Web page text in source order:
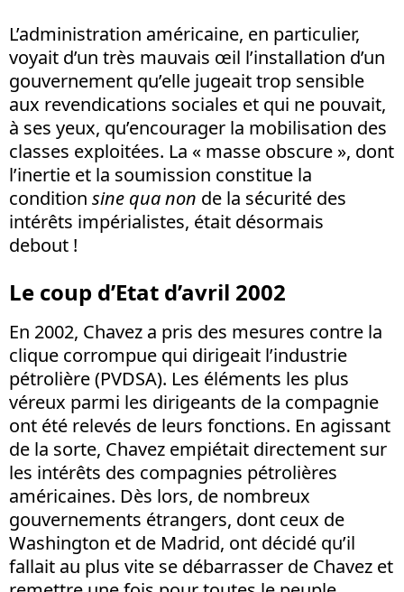
L’administration américaine, en particulier,
voyait d’un très mauvais œil l’installation d’un
gouvernement qu’elle jugeait trop sensible
aux revendications sociales et qui ne pouvait,
à ses yeux, qu’encourager la mobilisation des
classes exploitées. La « masse obscure », dont
l’inertie et la soumission constitue la
condition sine qua non de la sécurité des
intérêts impérialistes, était désormais
debout !
Le coup d’Etat d’avril 2002
En 2002, Chavez a pris des mesures contre la
clique corrompue qui dirigeait l’industrie
pétrolière (PVDSA). Les éléments les plus
véreux parmi les dirigeants de la compagnie
ont été relevés de leurs fonctions. En agissant
de la sorte, Chavez empiétait directement sur
les intérêts des compagnies pétrolières
américaines. Dès lors, de nombreux
gouvernements étrangers, dont ceux de
Washington et de Madrid, ont décidé qu’il
fallait au plus vite se débarrasser de Chavez et